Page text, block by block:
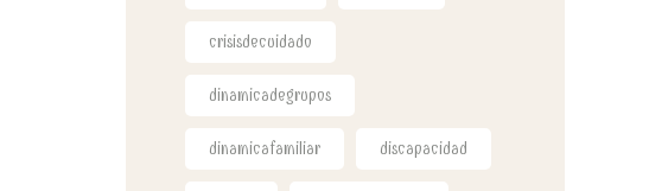
crisisdecuidado
dinamicadegrupos
dinamicafamiliar discapacidad